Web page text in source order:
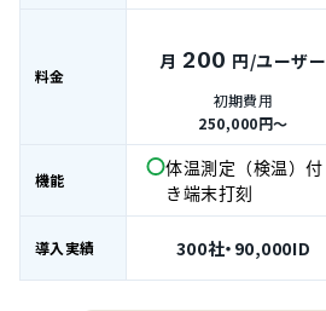
料金
月 200 円/ユーザー
初期費用
250,000円～
機能
体温測定（検温）付
き端末打刻
導入実績 300社・90,000ID